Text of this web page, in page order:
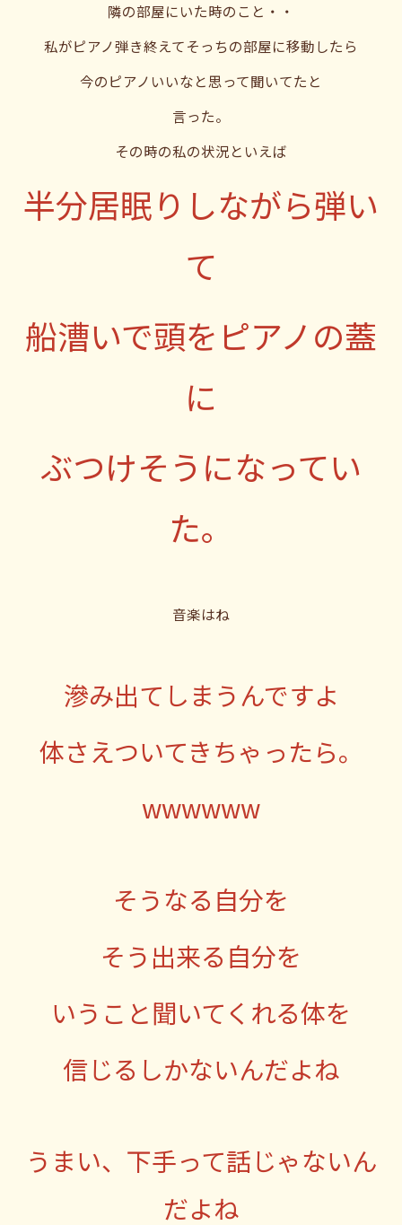
隣の部屋にいた時のこと・・
私がピアノ弾き終えてそっちの部屋に移動したら
今のピアノいいなと思って聞いてたと
言った。
その時の私の状況といえば
半分居眠りしながら弾い
て
船漕いで頭をピアノの蓋
に
ぶつけそうになってい
た。
音楽はね
滲み出てしまうんですよ
体さえついてきちゃったら。
wwwwww
そうなる自分を
そう出来る自分を
いうこと聞いてくれる体を
信じるしかないんだよね
うまい、下手って話じゃないん
だよね